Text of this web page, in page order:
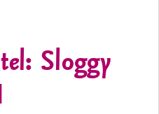
Sloggy